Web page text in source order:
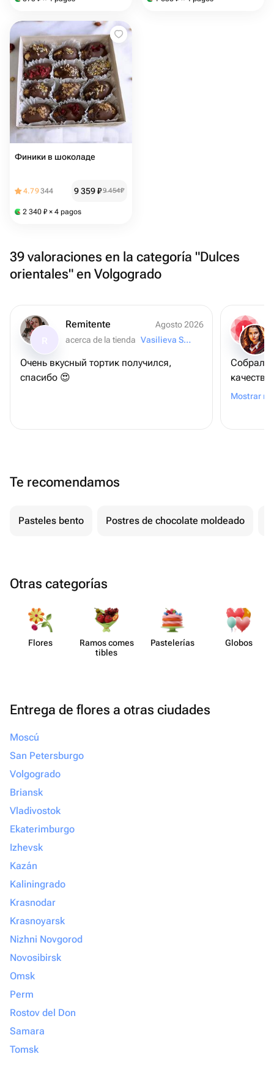
Финики в шоколаде
4.79344 9 359₽9 454₽
2 340 ₽ × 4 pagos
39 valoraciones en la categoría "Dulces
orientales" en Volgogrado
Remitente
Agosto 2026
acerca de la tienda
Vasilieva Sweets
Очень вкусный тортик получился,
спасибо 😍
Собрали
спасибо!
Mostrar
Te recomendamos
Pasteles bento Postres de chocolate moldeado
Otras categorías
Flores
Ramos comes​
tibles
Paste​lerías Globos
Entrega de flores a otras ciudades
Moscú
San Petersburgo
Volgogrado
Briansk
Vladivostok
Ekaterimburgo
Izhevsk
Kazán
Kaliningrado
Krasnodar
Krasnoyarsk
Nizhni Novgorod
Novosibirsk
Omsk
Perm
Rostov del Don
Samara
Tomsk